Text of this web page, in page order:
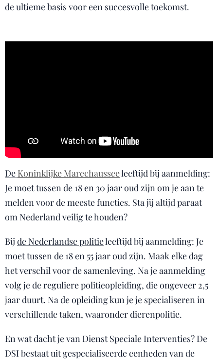
de ultieme basis voor een succesvolle toekomst.
De Koninklijke Marechausseeleeftijd bij aanmelding:
Je moet tussen de 18 en 30 jaar oud zijn om je aan te
melden voor de meeste functies. Sta jij altijd paraat
om Nederland veilig te houden?
Bij de Nederlandse politieleeftijd bij aanmelding: Je
moet tussen de 18 en 55 jaar oud zijn. Maak elke dag
het verschil voor de samenleving. Na je aanmelding
volg je de reguliere politieopleiding, die ongeveer 2,5
jaar duurt. Na de opleiding kun je je specialiseren in
verschillende taken, waaronder dierenpolitie.
En wat dacht je van Dienst Speciale Interventies? De
DSI bestaat uit gespecialiseerde eenheden van de